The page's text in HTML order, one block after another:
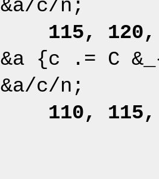
&a/c/n;
115,
&a {c .= C
&a/c/n;
110,